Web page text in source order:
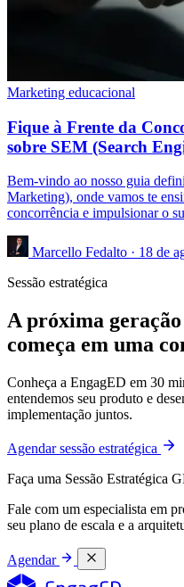
Marketing educacional
Fique à Frente da
sobre SEM (Search
Bem-vindo ao nosso guia
Marketing), onde vamos te
concorrência e impulsionar o
Marcello Fedalto · 18 de
Sessão estratégica
A próxima
começa em uma
Conheça a EngagED em 30
entendemos seu produto e
implementação juntos.
Agendar sessão estratégica
Faça uma Sessão Estratégica
Fale com um especialista em
seu plano de escala e a
Agendar